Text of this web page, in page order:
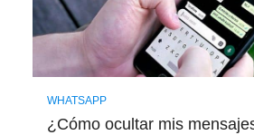
WHATSAPP
¿Cómo ocultar mis